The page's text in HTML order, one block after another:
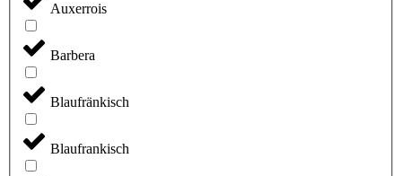
Auxerrois
Barbera
Blaufränkisch
Blaufrankisch